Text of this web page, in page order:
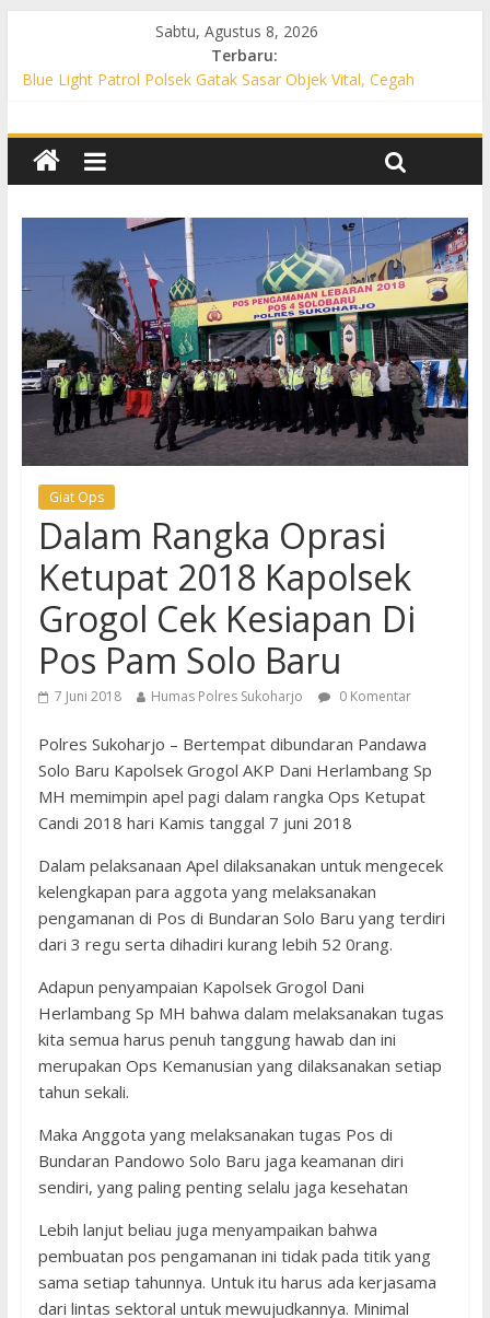
Sabtu, Agustus 8, 2026
Terbaru:
Blue Light Patrol Polsek Gatak Sasar Objek Vital, Cegah
Permukiman, Antisipasi 3C dan Gangguan Kamtibmas
Patroli KRYD Polsek Baki Sisir Titik Rawan, Cegah 3C hingga
Patroli Blue Light Polsek Nguter Sasar Perbankan hingga
Permukiman, Antisipasi 3C dan Gangguan Kamtibmas
Blue Light Patrol Polsek Tawangsari Sisir Belasan Desa, Cegah
Kejahatan 3C dan Gangguan Kamtibmas
Giat Ops
Dalam Rangka Oprasi
Ketupat 2018 Kapolsek
Grogol Cek Kesiapan Di
Pos Pam Solo Baru
7 Juni 2018 Humas Polres Sukoharjo 0 Komentar
Polres Sukoharjo – Bertempat dibundaran Pandawa
Solo Baru Kapolsek Grogol AKP Dani Herlambang Sp
MH memimpin apel pagi dalam rangka Ops Ketupat
Candi 2018 hari Kamis tanggal 7 juni 2018
Dalam pelaksanaan Apel dilaksanakan untuk mengecek
kelengkapan para aggota yang melaksanakan
pengamanan di Pos di Bundaran Solo Baru yang terdiri
dari 3 regu serta dihadiri kurang lebih 52 0rang.
Adapun penyampaian Kapolsek Grogol Dani
Herlambang Sp MH bahwa dalam melaksanakan tugas
kita semua harus penuh tanggung hawab dan ini
merupakan Ops Kemanusian yang dilaksanakan setiap
tahun sekali.
Maka Anggota yang melaksanakan tugas Pos di
Bundaran Pandowo Solo Baru jaga keamanan diri
sendiri, yang paling penting selalu jaga kesehatan
Lebih lanjut beliau juga menyampaikan bahwa
pembuatan pos pengamanan ini tidak pada titik yang
sama setiap tahunnya. Untuk itu harus ada kerjasama
dari lintas sektoral untuk mewujudkannya. Minimal